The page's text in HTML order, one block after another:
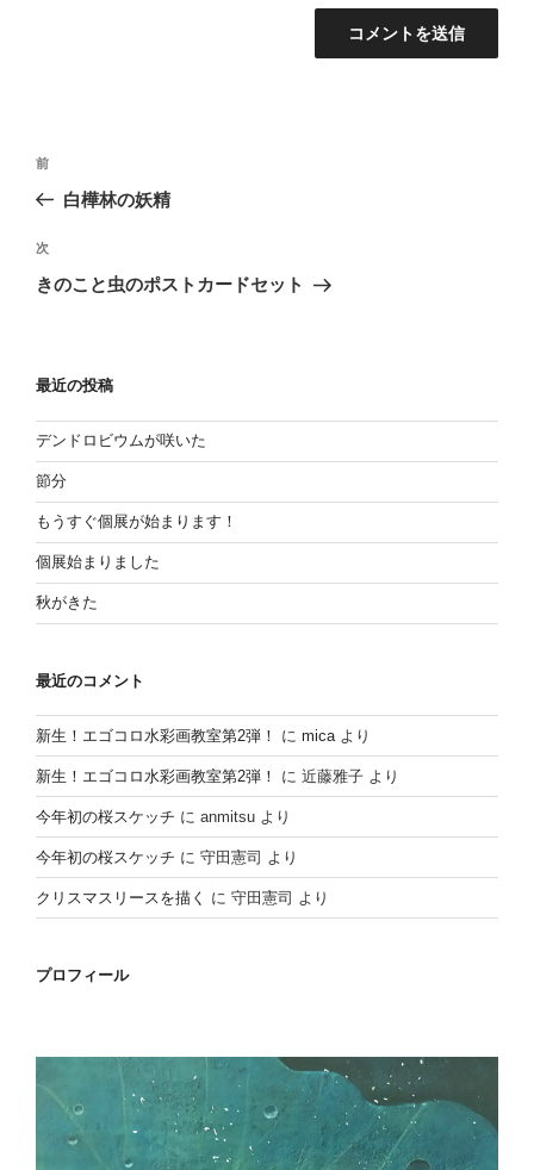
投
ビ
ゲ
ョ
ン
過
の
稿
前
白樺林の妖精
次
投
次
きのこと虫のポストカードセット
最近の投稿
デンドロビウムが咲いた
節分
もうすぐ個展が始まります！
個展始まりました
秋がきた
最近のコメント
新生！エゴコロ水彩画教室第2弾！ に mica より
新生！エゴコロ水彩画教室第2弾！ に 近藤雅子 より
今年初の桜スケッチ に anmitsu より
今年初の桜スケッチ に 守田憲司 より
クリスマスリースを描く に 守田憲司 より
プロフィール